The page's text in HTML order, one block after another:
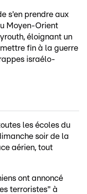
s'en prendre aux
Moyen-Orient
éloignant un
fin à la guerre
israélo-
les écoles du
soir de la
aérien, tout
ont annoncé
terroristes" à